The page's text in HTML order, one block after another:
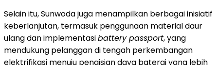
Selain itu, Sunwoda juga menampilkan berbagai inisiatif
keberlanjutan, termasuk penggunaan material daur
ulang dan implementasibattery passport, yang
mendukung pelanggan di tengah perkembangan
elektrifikasi menuju pengisian daya baterai yang lebih